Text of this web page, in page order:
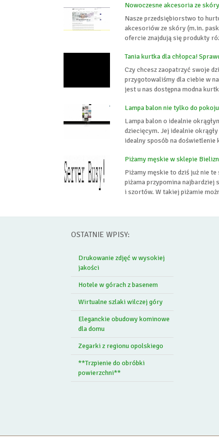
Nowoczesne akcesoria ze
Nasze przedsiębiorstwo to
akcesoriów ze skóry (m.in.
ofercie znajdują się produkty
Tania kurtka dla chłopca!
Czy chcesz zaopatrzyć swoje
przygotowaliśmy dla ciebie w
jest u nas dostępna modna
Lampa balon nie tylko do
Lampa balon o idealnie
dziecięcym. Jej idealnie
idealny sposób na
Piżamy męskie w sklepie
Piżamy męskie to dziś już nie
piżama przypomina
i szortów. W takiej piżamie
OSTATNIE WPISY:
Drukowanie zdjęć w wysokiej
jakości
Hotele w górach z basenem
Wirtualne szlaki wilczej góry
Eleganckie obudowy kominowe
dla domu
Zegarki z regionu opolskiego
**Trzpienie do obróbki
powierzchni**